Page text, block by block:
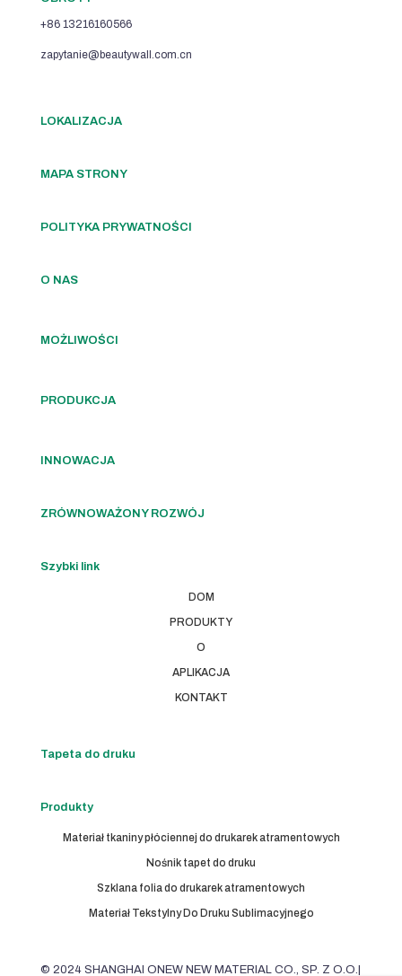
+86 13216160566
zapytanie@beautywall.com.cn
LOKALIZACJA
MAPA STRONY
POLITYKA PRYWATNOŚCI
O NAS
MOŻLIWOŚCI
PRODUKCJA
INNOWACJA
ZRÓWNOWAŻONY ROZWÓJ
Szybki link
DOM
PRODUKTY
O
APLIKACJA
KONTAKT
Tapeta do druku
Produkty
Materiał tkaniny płóciennej do drukarek atramentowych
Nośnik tapet do druku
Szklana folia do drukarek atramentowych
Materiał Tekstylny Do Druku Sublimacyjnego
© 2024 SHANGHAI ONEW NEW MATERIAL CO., SP. Z O.O.|